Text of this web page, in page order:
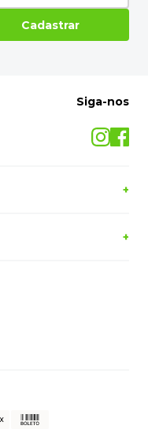
Cadastrar
Siga-nos
+
+